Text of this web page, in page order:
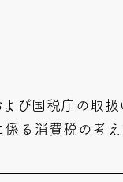
び国税庁の取扱
る消費税の考え